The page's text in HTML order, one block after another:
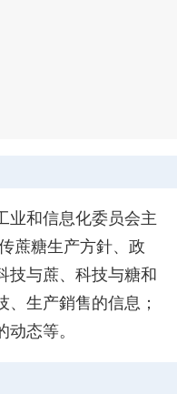
业和信息化委员会主
蔗糖生产方針、政
技与蔗、科技与糖和
生产銷售的信息；
态等。